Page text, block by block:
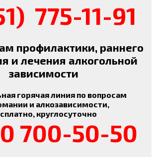
775-11-91
профилактики, раннего
и лечения алкогольной
зависимости
горячая линия по вопросам
и алкозависимости,
круглосуточно
700-50-50